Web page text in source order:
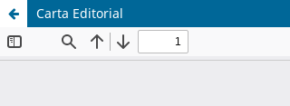
Carta Editorial